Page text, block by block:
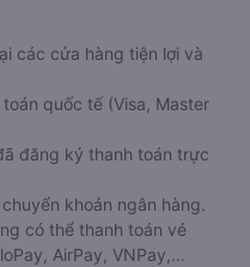
các cửa hàng tiện lợi và
quốc tế (Visa, Master
đăng ký thanh toán trực
khoản ngân hàng.
có thể thanh toán vé
AirPay, VNPay,…